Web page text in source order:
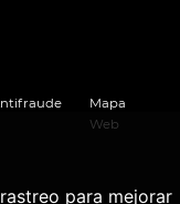
para mejorar
Mapa
Web